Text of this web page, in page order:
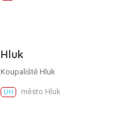
Hluk
Koupaliště Hluk
UH město Hluk